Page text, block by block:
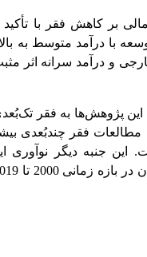
مالی بر کاهش فقر
درآمد سرانه اثر
پژوهش‌ها به فقر
فقر چندبُعدی
این جنبه دیگر